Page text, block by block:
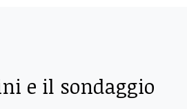
e il sondaggio